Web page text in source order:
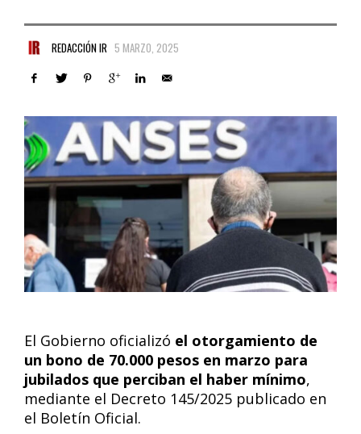
REDACCIÓN IR 5 MARZO, 2025
El Gobierno oficializó el otorgamiento de
un bono de 70.000 pesos en marzo para
jubilados que perciban el haber mínimo,
mediante el Decreto 145/2025 publicado en
el Boletín Oficial.